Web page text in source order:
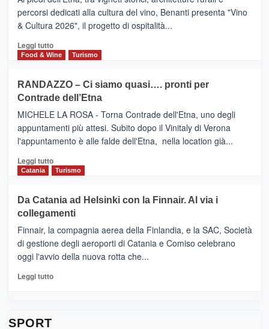
Alcantara
nei
primi
nella
classifica
PALACE
TAORMINA,
UN
HOTEL
FOUR
IL
NUOVO
SUMMER
CLUB
percorsi dedicati alla cultura del vino, Benanti presenta "Vino
& Cultura 2026", il progetto di ospitalità...
Leggi tuttoLeggi
di
VIAGRANDE
(Ct)
–
Benanti
presenta
“Vino
&
Cultura
tappe
dell’enoturismo
Food & Wine Turismo
RANDAZZO – Ci siamo quasi…. pronti per
Contrade dell’Etna
MICHELE LA ROSA - Torna Contrade dell'Etna, uno degli
appuntamenti più attesi. Subito dopo il Vinitaly di Verona
l'appuntamento è alle falde dell'Etna, nella location già...
Leggi tuttoLeggi
di
RANDAZZO
–
Ci
siamo
quasi….
pronti
per
Catania Turismo
Da Catania ad Helsinki con la Finnair. Al via i
collegamenti
Finnair, la compagnia aerea della Finlandia, e la SAC, Società
di gestione degli aeroporti di Catania e Comiso celebrano
oggi l'avvio della nuova rotta che...
Leggi tuttoLeggi
SPORT